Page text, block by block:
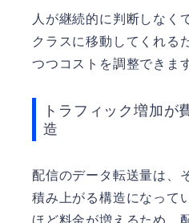
人が継続的に判断しなく
クラスに移動してくれる
つつコストを調整できま
トラフィック増加が
造
配信のデータ転送量は、
積み上がる構造になって